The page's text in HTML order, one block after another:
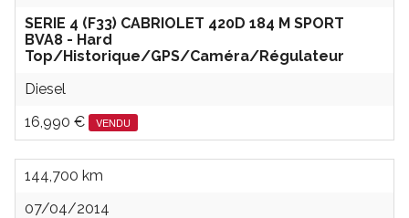
SERIE 4 (F33) CABRIOLET 420D 184 M SPORT
BVA8 - Hard
Top/Historique/GPS/Caméra/Régulateur
Diesel
16,990 €
VENDU
144,700 km
07/04/2014